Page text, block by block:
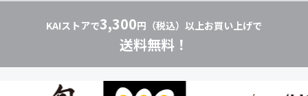
KAIストアで3,300円（税込）以上お買い上げで
送料無料！